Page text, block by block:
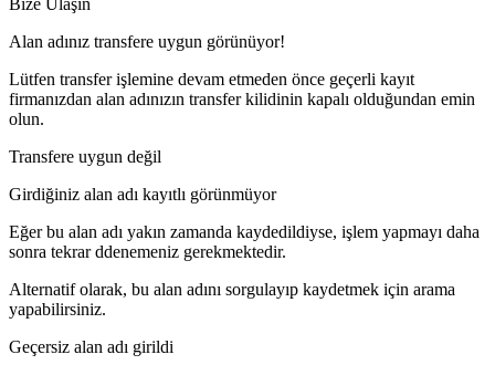
Alan adınız transfere uygun görünüyor!
Lütfen transfer işlemine devam etmeden önce geçerli kayıt
firmanızdan alan adınızın transfer kilidinin kapalı olduğundan emin
olun.
Transfere uygun değil
Girdiğiniz alan adı kayıtlı görünmüyor
Eğer bu alan adı yakın zamanda kaydedildiyse, işlem yapmayı daha
sonra tekrar ddenemeniz gerekmektedir.
Alternatif olarak, bu alan adını sorgulayıp kaydetmek için arama
yapabilirsiniz.
Geçersiz alan adı girildi